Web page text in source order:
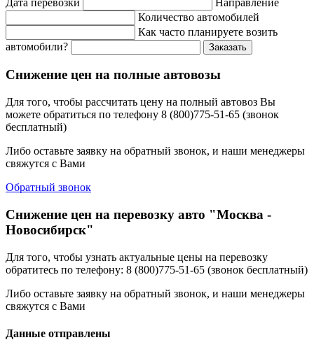
Количество автомобилей
Как часто планируете возить
автомобили?
Заказать
Снижение цен на полные автовозы
Для того, чтобы рассчитать цену на полный автовоз Вы
можете обратиться по телефону 8 (800)775-51-65 (звонок
бесплатный)
Либо оставьте заявку на обратный звонок, и наши менеджеры
свяжутся с Вами
Обратный звонок
Снижение цен на перевозку авто "Москва -
Новосибирск"
Для того, чтобы узнать актуальные цены на перевозку
обратитесь по телефону: 8 (800)775-51-65 (звонок бесплатный)
Либо оставьте заявку на обратный звонок, и наши менеджеры
свяжутся с Вами
Данные отправлены